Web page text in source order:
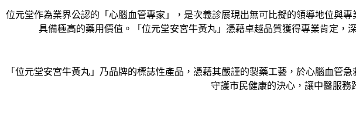
位元堂作為業界公認的「心腦血管專家」，是次義診展現出無可比擬的領導地位與
具備極高的藥用價值。「位元堂安宮牛黃丸」憑藉卓越品質獲得專業肯定，
「位元堂安宮牛黃丸」乃品牌的標誌性產品，憑藉其嚴謹的製藥工藝，於心腦血管
守護市民健康的決心，讓中醫服務